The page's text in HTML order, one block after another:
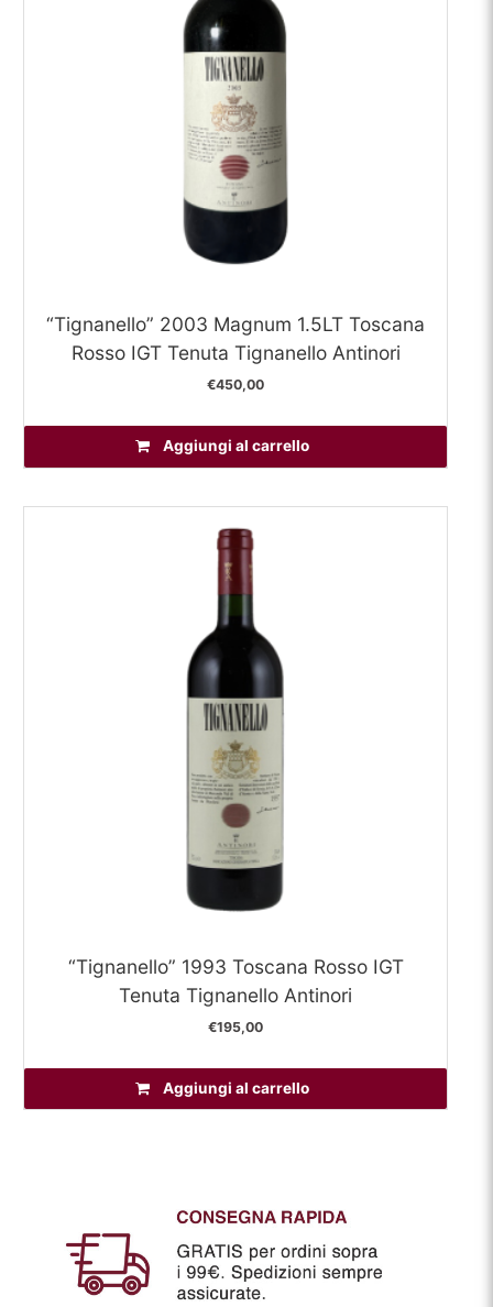
“Tignanello” 2003 Magnum 1.5LT Toscana
Rosso IGT Tenuta Tignanello Antinori
€450,00
Aggiungi al carrello
“Tignanello” 1993 Toscana Rosso IGT
Tenuta Tignanello Antinori
€195,00
Aggiungi al carrello